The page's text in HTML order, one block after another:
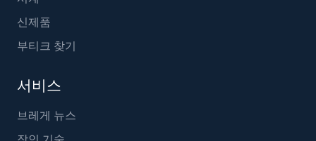
신제품
부티크 찾기
서비스
브레게 뉴스